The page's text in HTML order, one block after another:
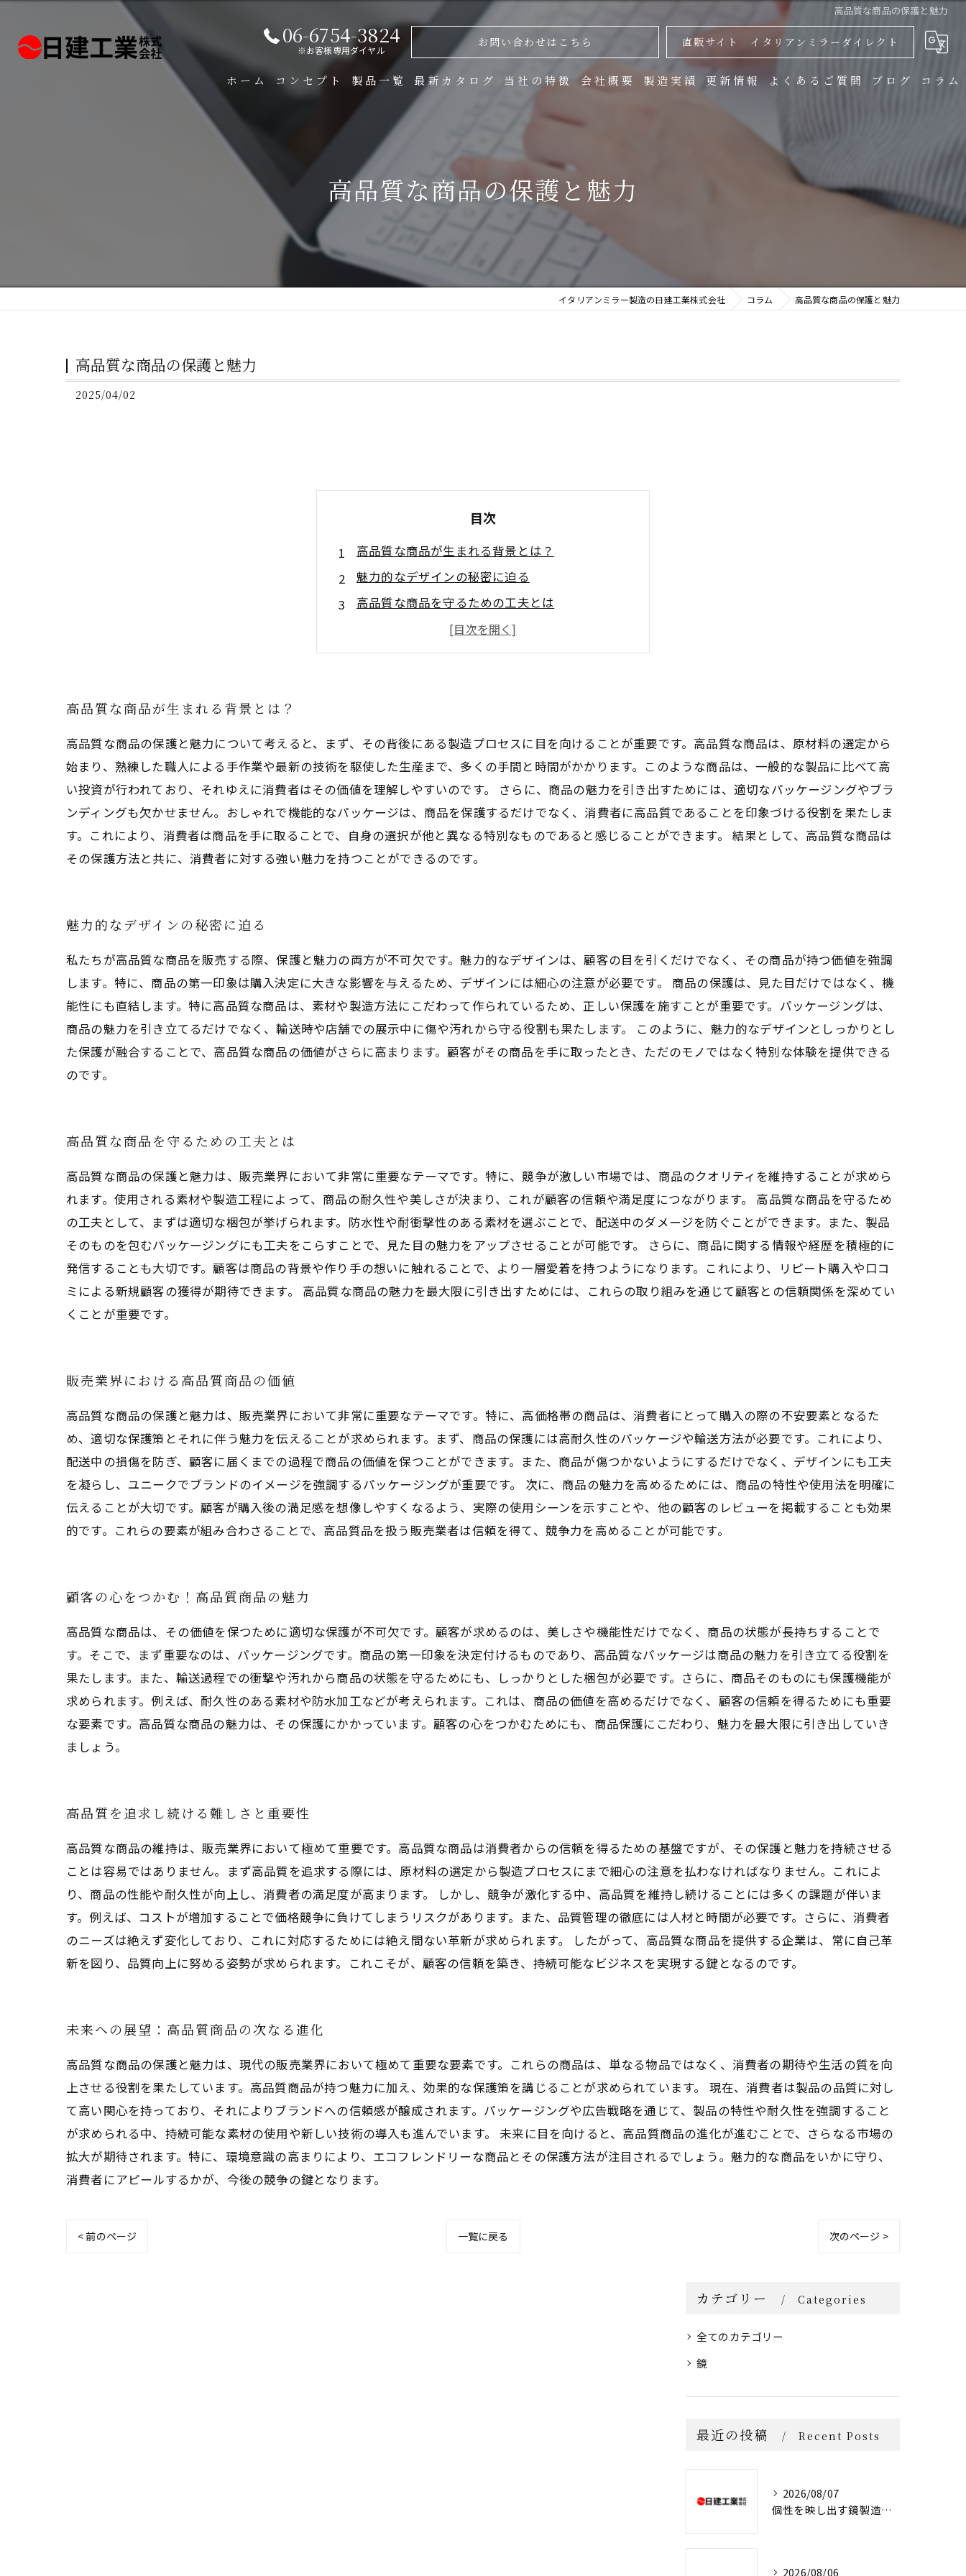
高品質な商品の保護と魅力
06-6754-3824
※お客様専用ダイヤル
お問い合わせはこちら 直販サイト イタリアンミラーダイレクト
ホーム コンセプト 製品一覧 最新カタログ 当社の特徴
オーダー
什器
会社概要 製造実績 更新情報 よくあるご質問 ブログ コラム
高品質な商品の保護と魅力
イタリアンミラー製造の日建工業株式会社 コラム 高品質な商品の保護と魅力
高品質な商品の保護と魅力
2025/04/02
目次
高品質な商品が生まれる背景とは？
魅力的なデザインの秘密に迫る
高品質な商品を守るための工夫とは
販売業界における高品質商品の価値
顧客の心をつかむ！高品質商品の魅力
高品質な商品が生まれる背景とは？
高品質な商品の保護と魅力について考えると、まず、その背後にある製造プロセスに目を向けることが重要です。高品質な商品は、原材料の選定から
始まり、熟練した職人による手作業や最新の技術を駆使した生産まで、多くの手間と時間がかかります。このような商品は、一般的な製品に比べて高
い投資が行われており、それゆえに消費者はその価値を理解しやすいのです。 さらに、商品の魅力を引き出すためには、適切なパッケージングやブラ
ンディングも欠かせません。おしゃれで機能的なパッケージは、商品を保護するだけでなく、消費者に高品質であることを印象づける役割を果たしま
す。これにより、消費者は商品を手に取ることで、自身の選択が他と異なる特別なものであると感じることができます。 結果として、高品質な商品は
その保護方法と共に、消費者に対する強い魅力を持つことができるのです。
魅力的なデザインの秘密に迫る
私たちが高品質な商品を販売する際、保護と魅力の両方が不可欠です。魅力的なデザインは、顧客の目を引くだけでなく、その商品が持つ価値を強調
します。特に、商品の第一印象は購入決定に大きな影響を与えるため、デザインには細心の注意が必要です。 商品の保護は、見た目だけではなく、機
能性にも直結します。特に高品質な商品は、素材や製造方法にこだわって作られているため、正しい保護を施すことが重要です。パッケージングは、
商品の魅力を引き立てるだけでなく、輸送時や店舗での展示中に傷や汚れから守る役割も果たします。 このように、魅力的なデザインとしっかりとし
た保護が融合することで、高品質な商品の価値がさらに高まります。顧客がその商品を手に取ったとき、ただのモノではなく特別な体験を提供できる
のです。
高品質な商品を守るための工夫とは
高品質な商品の保護と魅力は、販売業界において非常に重要なテーマです。特に、競争が激しい市場では、商品のクオリティを維持することが求めら
れます。使用される素材や製造工程によって、商品の耐久性や美しさが決まり、これが顧客の信頼や満足度につながります。 高品質な商品を守るため
の工夫として、まずは適切な梱包が挙げられます。防水性や耐衝撃性のある素材を選ぶことで、配送中のダメージを防ぐことができます。また、製品
そのものを包むパッケージングにも工夫をこらすことで、見た目の魅力をアップさせることが可能です。 さらに、商品に関する情報や経歴を積極的に
発信することも大切です。顧客は商品の背景や作り手の想いに触れることで、より一層愛着を持つようになります。これにより、リピート購入や口コ
ミによる新規顧客の獲得が期待できます。 高品質な商品の魅力を最大限に引き出すためには、これらの取り組みを通じて顧客との信頼関係を深めてい
くことが重要です。
販売業界における高品質商品の価値
高品質な商品の保護と魅力は、販売業界において非常に重要なテーマです。特に、高価格帯の商品は、消費者にとって購入の際の不安要素となるた
め、適切な保護策とそれに伴う魅力を伝えることが求められます。まず、商品の保護には高耐久性のパッケージや輸送方法が必要です。これにより、
配送中の損傷を防ぎ、顧客に届くまでの過程で商品の価値を保つことができます。また、商品が傷つかないようにするだけでなく、デザインにも工夫
を凝らし、ユニークでブランドのイメージを強調するパッケージングが重要です。 次に、商品の魅力を高めるためには、商品の特性や使用法を明確に
伝えることが大切です。顧客が購入後の満足感を想像しやすくなるよう、実際の使用シーンを示すことや、他の顧客のレビューを掲載することも効果
的です。これらの要素が組み合わさることで、高品質品を扱う販売業者は信頼を得て、競争力を高めることが可能です。
顧客の心をつかむ！高品質商品の魅力
高品質な商品は、その価値を保つために適切な保護が不可欠です。顧客が求めるのは、美しさや機能性だけでなく、商品の状態が長持ちすることで
す。そこで、まず重要なのは、パッケージングです。商品の第一印象を決定付けるものであり、高品質なパッケージは商品の魅力を引き立てる役割を
果たします。また、輸送過程での衝撃や汚れから商品の状態を守るためにも、しっかりとした梱包が必要です。さらに、商品そのものにも保護機能が
求められます。例えば、耐久性のある素材や防水加工などが考えられます。これは、商品の価値を高めるだけでなく、顧客の信頼を得るためにも重要
な要素です。高品質な商品の魅力は、その保護にかかっています。顧客の心をつかむためにも、商品保護にこだわり、魅力を最大限に引き出していき
ましょう。
高品質を追求し続ける難しさと重要性
高品質な商品の維持は、販売業界において極めて重要です。高品質な商品は消費者からの信頼を得るための基盤ですが、その保護と魅力を持続させる
ことは容易ではありません。まず高品質を追求する際には、原材料の選定から製造プロセスにまで細心の注意を払わなければなりません。これによ
り、商品の性能や耐久性が向上し、消費者の満足度が高まります。 しかし、競争が激化する中、高品質を維持し続けることには多くの課題が伴いま
す。例えば、コストが増加することで価格競争に負けてしまうリスクがあります。また、品質管理の徹底には人材と時間が必要です。さらに、消費者
のニーズは絶えず変化しており、これに対応するためには絶え間ない革新が求められます。 したがって、高品質な商品を提供する企業は、常に自己革
新を図り、品質向上に努める姿勢が求められます。これこそが、顧客の信頼を築き、持続可能なビジネスを実現する鍵となるのです。
未来への展望：高品質商品の次なる進化
高品質な商品の保護と魅力は、現代の販売業界において極めて重要な要素です。これらの商品は、単なる物品ではなく、消費者の期待や生活の質を向
上させる役割を果たしています。高品質商品が持つ魅力に加え、効果的な保護策を講じることが求められています。 現在、消費者は製品の品質に対し
て高い関心を持っており、それによりブランドへの信頼感が醸成されます。パッケージングや広告戦略を通じて、製品の特性や耐久性を強調すること
が求められる中、持続可能な素材の使用や新しい技術の導入も進んでいます。 未来に目を向けると、高品質商品の進化が進むことで、さらなる市場の
拡大が期待されます。特に、環境意識の高まりにより、エコフレンドリーな商品とその保護方法が注目されるでしょう。魅力的な商品をいかに守り、
消費者にアピールするかが、今後の競争の鍵となります。
< 前のページ 一覧に戻る 次のページ >
カテゴリー Categories
全てのカテゴリー
鏡
最近の投稿 Recent Posts
2026/08/07
個性を映し出す鏡製造の魅力と技術
2026/08/06